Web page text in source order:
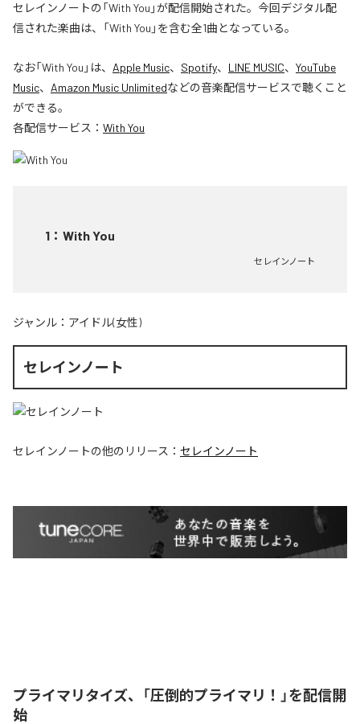
セレインノートの「With You」が配信開始された。今回デジタル配
信された楽曲は、「With You」を含む全1曲となっている。
なお「With You 」は、 Apple Music、 Spotify、 LINE MUSIC、 YouTube
Music、 Amazon Music Unlimitedなどの音楽配信サービスで聴くこと
ができる。
各配信サービス： With You
1 ： With You
セレインノート
ジャンル： アイドル(女性)
セレインノート
セレインノートの他のリリース： セレインノート
プライマリタイズ、「圧倒的プライマリ！」を配信開
始